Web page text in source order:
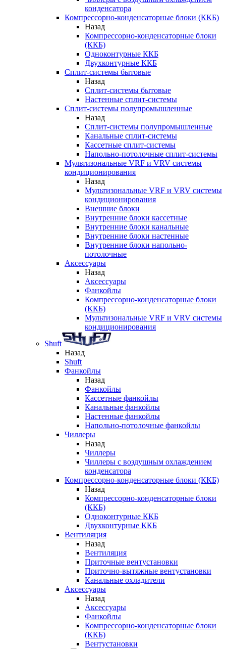
конденсатора
Компрессорно-конденсаторные блоки (ККБ)
Назад
Компрессорно-конденсаторные блоки
(ККБ)
Одноконтурные ККБ
Двухконтурные ККБ
Сплит-системы бытовые
Назад
Сплит-системы бытовые
Настенные сплит-системы
Сплит-системы полупромышленные
Назад
Сплит-системы полупромышленные
Канальные сплит-системы
Кассетные сплит-системы
Напольно-потолочные сплит-системы
Мультизональные VRF и VRV системы
кондиционирования
Назад
Мультизональные VRF и VRV системы
кондиционирования
Внешние блоки
Внутренние блоки кассетные
Внутренние блоки канальные
Внутренние блоки настенные
Внутренние блоки напольно-
потолочные
Аксессуары
Назад
Аксессуары
Фанкойлы
Компрессорно-конденсаторные блоки
(ККБ)
Мультизональные VRF и VRV системы
кондиционирования
Shuft
Назад
Shuft
Фанкойлы
Назад
Фанкойлы
Кассетные фанкойлы
Канальные фанкойлы
Настенные фанкойлы
Напольно-потолочные фанкойлы
Чиллеры
Назад
Чиллеры
Чиллеры с воздушным охлаждением
конденсатора
Компрессорно-конденсаторные блоки (ККБ)
Назад
Компрессорно-конденсаторные блоки
(ККБ)
Одноконтурные ККБ
Двухконтурные ККБ
Вентиляция
Назад
Вентиляция
Приточные вентустановки
Приточно-вытяжные вентустановки
Канальные охладители
Аксессуары
Назад
Аксессуары
Фанкойлы
Компрессорно-конденсаторные блоки
(ККБ)
Вентустановки